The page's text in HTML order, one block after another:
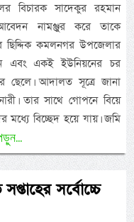
বিচারক সাদেকুর রহমান
নামঞ্জুর করে তাকে
ছিদ্দিক কমলনগর উপজেলার
এবং একই ইউনিয়নের চর
ছেলে। আদালত সূত্রে জানা
তার সাথে গোপনে বিয়ে
বিচ্ছেদ হয়ে যায়। জমি
সর্বোচ্চে